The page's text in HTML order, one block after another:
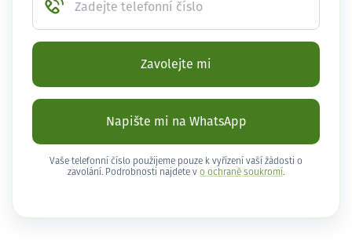
Zadejte telefonní číslo
Zavolejte mi
Napište mi na WhatsApp
Vaše telefonní číslo použijeme pouze k vyřízení vaší žádosti o
zavolání. Podrobnosti najdete v o ochraně soukromí .